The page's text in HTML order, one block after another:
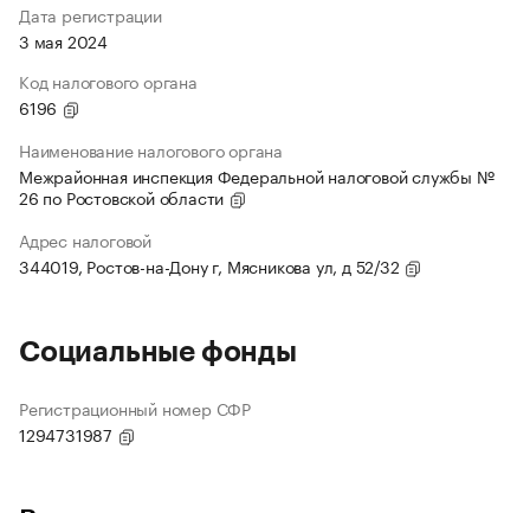
Дата регистрации
3 мая 2024
Код налогового органа
6196
Наименование налогового органа
Межрайонная инспекция Федеральной налоговой службы №
26 по Ростовской области
Адрес налоговой
344019, Ростов-на-Дону г, Мясникова ул, д 52/32
Социальные фонды
Регистрационный номер СФР
1294731987